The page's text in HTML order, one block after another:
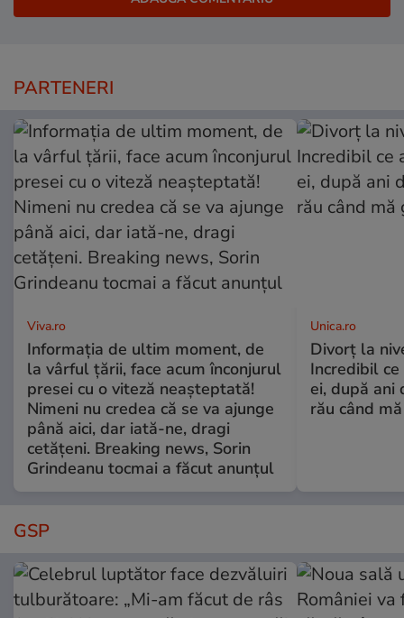
PARTENERI
Viva.ro
Informația de ultim moment, de
la vârful țării, face acum înconjurul
presei cu o viteză neașteptată!
Nimeni nu credea că se va ajunge
până aici, dar iată-ne, dragi
cetățeni. Breaking news, Sorin
Grindeanu tocmai a făcut anunțul
Unica.ro
Divorț la
Incredibil
ei, după ani
rău când
GSP